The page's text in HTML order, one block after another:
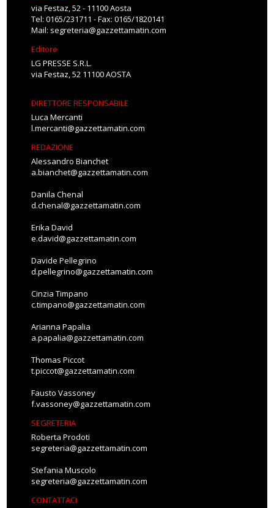
via Festaz, 52 - 11100 Aosta
Tel: 0165/231711 - Fax: 0165/1820141
Mail: segreteria@gazzettamatin.com
Editore
LG PRESSE S.R.L.
via Festaz, 52 11100 AOSTA
DIRETTORE RESPONSABILE
Luca Mercanti
l.mercanti@gazzettamatin.com
REDAZIONE
Alessandro Bianchet
a.bianchet@gazzettamatin.com
Danila Chenal
d.chenal@gazzettamatin.com
Erika David
e.david@gazzettamatin.com
Davide Pellegrino
d.pellegrino@gazzettamatin.com
Cinzia Timpano
c.timpano@gazzettamatin.com
Arianna Papalia
a.papalia@gazzettamatin.com
Thomas Piccot
t.piccot@gazzettamatin.com
Fausto Vassoney
f.vassoney@gazzettamatin.com
SEGRETERIA
Roberta Prodoti
segreteria@gazzettamatin.com
Stefania Muscolo
segreteria@gazzettamatin.com
CONTATTACI